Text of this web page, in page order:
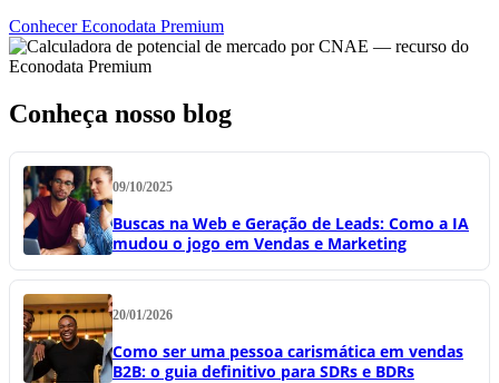
Conhecer Econodata Premium
Conheça nosso blog
09/10/2025
Buscas na Web e Geração de Leads: Como a IA
mudou o jogo em Vendas e Marketing
20/01/2026
Como ser uma pessoa carismática em vendas
B2B: o guia definitivo para SDRs e BDRs